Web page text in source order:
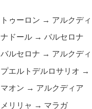
トゥーロン → アルクデ
ナドール → バルセロナ
バルセロナ → アルクデ
プエルトデルロサリオ →
マオン → アルクディア
メリリャ → マラガ